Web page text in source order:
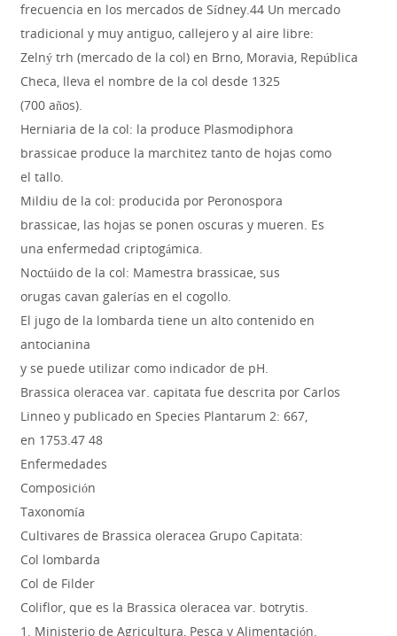
frecuencia en los mercados de Sídney.44 Un mercado
tradicional y muy antiguo, callejero y al aire libre:
Zelný trh (mercado de la col) en Brno, Moravia, República
Checa, lleva el nombre de la col desde 1325
(700 años).
Herniaria de la col: la produce Plasmodiphora
brassicae produce la marchitez tanto de hojas como
el tallo.
Mildiu de la col: producida por Peronospora
brassicae, las hojas se ponen oscuras y mueren. Es
una enfermedad criptogámica.
Noctúido de la col: Mamestra brassicae, sus
orugas cavan galerías en el cogollo.
El jugo de la lombarda tiene un alto contenido en
antocianina
y se puede utilizar como indicador de pH.
Brassica oleracea var. capitata fue descrita por Carlos
Linneo y publicado en Species Plantarum 2: 667,
en 1753.47 48
Enfermedades
Composición
Taxonomía
Cultivares de Brassica oleracea Grupo Capitata:
Col lombarda
Col de Filder
Coliflor, que es la Brassica oleracea var. botrytis.
1. Ministerio de Agricultura, Pesca y Alimentación.